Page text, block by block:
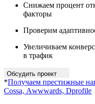
Снижаем процент
факторы
Проверим
Увеличиваем
в трафик
Обсудить проект
*Получаем престижные
Cossa, Аwwwards, Dprofile